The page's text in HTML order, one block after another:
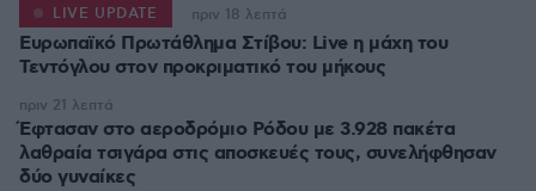
Ευρωπαϊκό Πρωτάθλημα Στίβου: Live η μάχη του
Τεντόγλου στον προκριματικό του μήκους
LIVE UPDATE πριν 18 λεπτά
Έφτασαν στο αεροδρόμιο Ρόδου με 3.928 πακέτα
λαθραία τσιγάρα στις αποσκευές τους, συνελήφθησαν
δύο γυναίκες
πριν 21 λεπτά